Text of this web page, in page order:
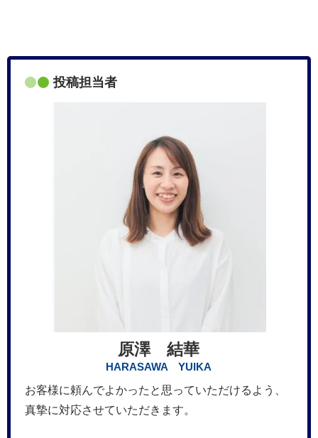
投稿担当者
原澤 結華
HARASAWA YUIKA
お客様に頼んでよかったと思っていただけるよう、
真摯に対応させていただきます。